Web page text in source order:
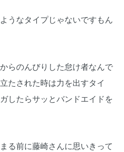
うなタイプじゃないですもん
らのんびりした怠け者なんで
たされた時は力を出すタイ
したらサッとバンドエイドを
る前に藤崎さんに思いきって